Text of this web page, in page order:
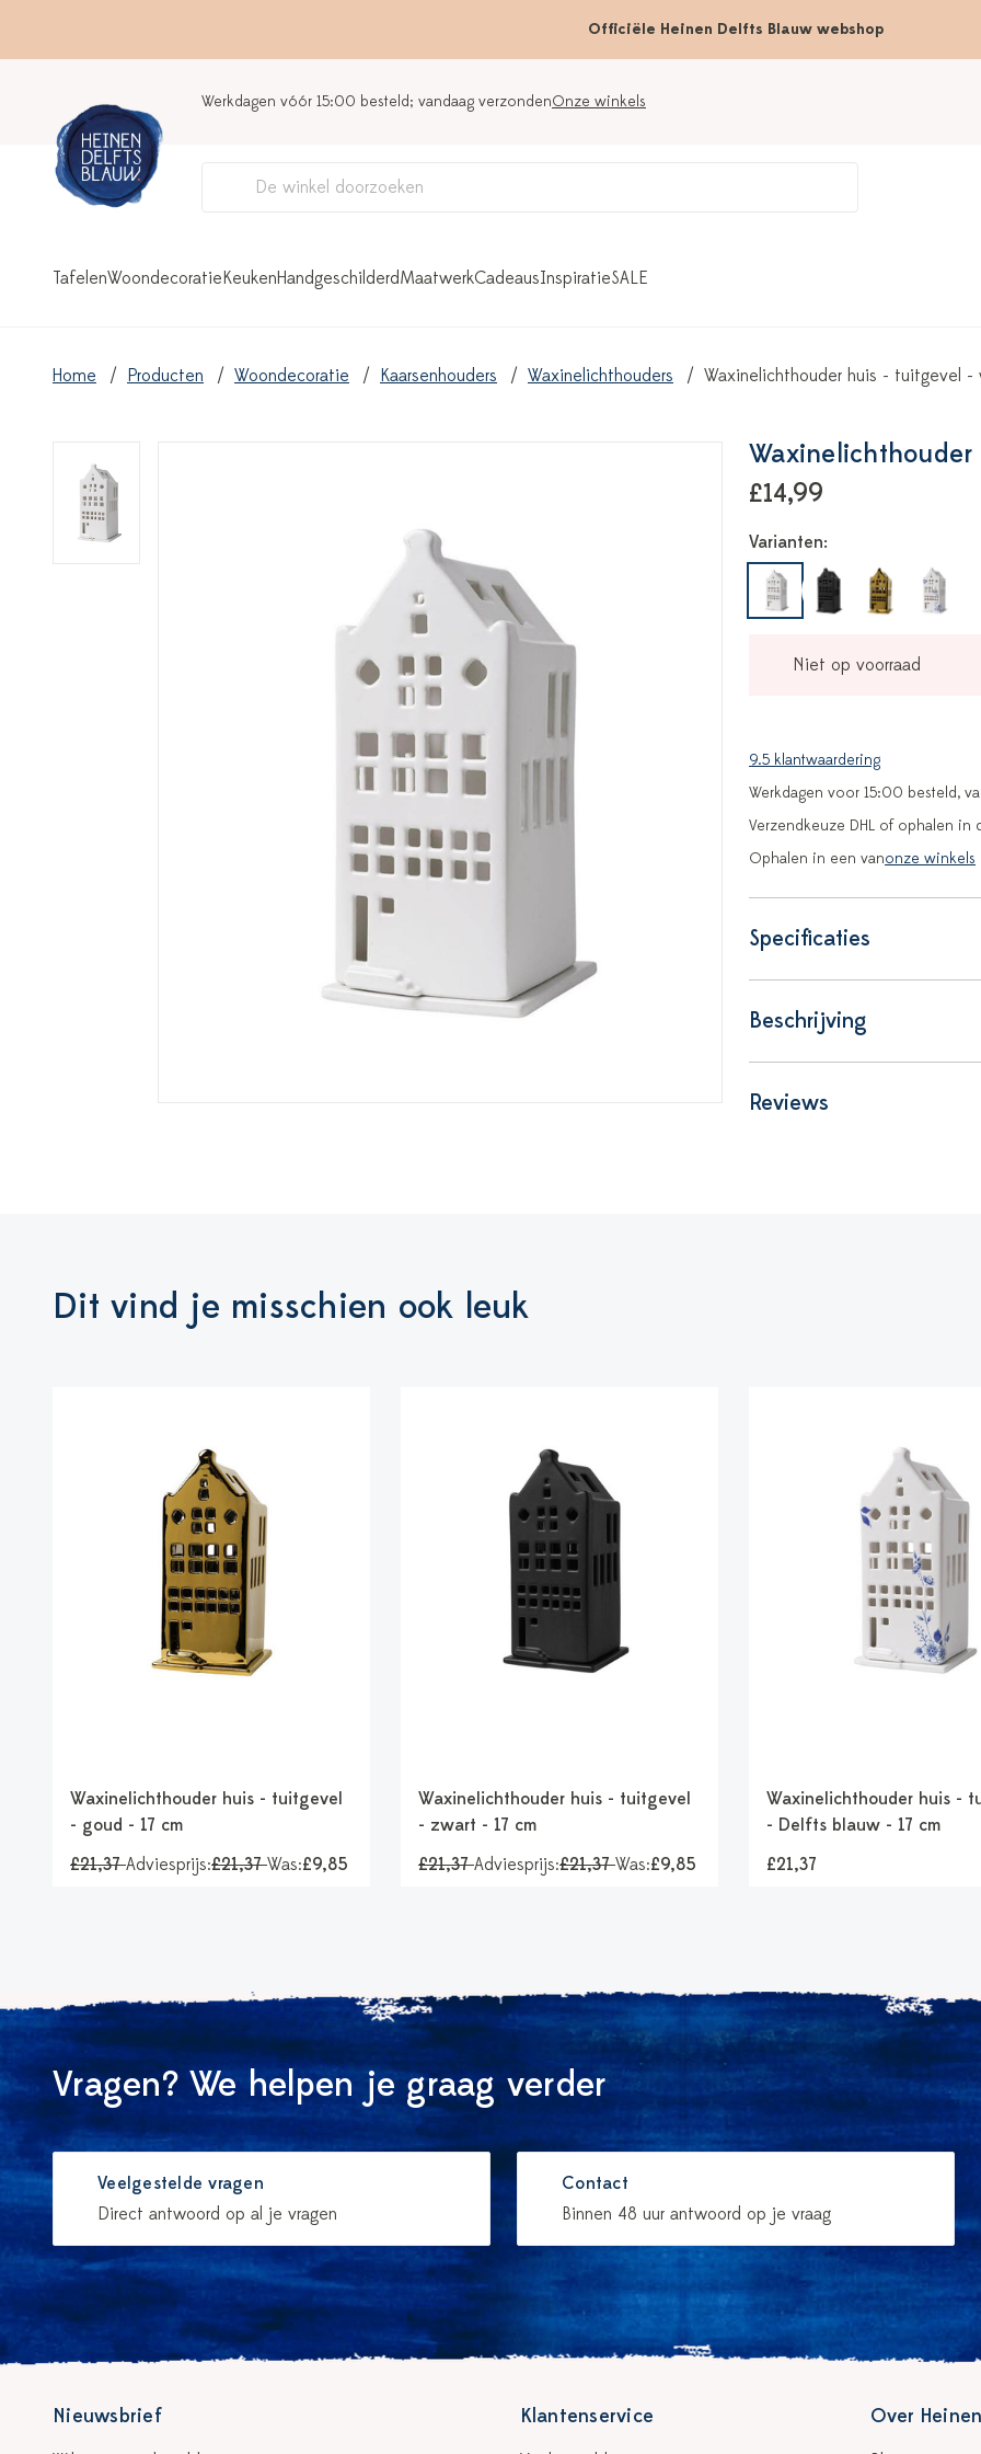
Officiële Heinen Delfts Blauw webshop
Werkdagen vóór 15:00 besteld; vandaag verzondenOnze winkels
TafelenWoondecoratieKeukenHandgeschilderdMaatwerkCadeausInspiratieSALE
Home Producten Woondecoratie Kaarsenhouders Waxinelichthouders Waxinelichthouder huis - tuitgevel -
£14,99
Varianten:
Niet op voorraad
9.5 klantwaardering
Werkdagen voor 15:00 besteld,
Verzendkeuze DHL of ophalen in
Ophalen in een vanonze winkels
Specificaties
Beschrijving
Reviews
Dit vind je misschien ook leuk
Waxinelichthouder huis - tuitgevel
- goud - 17 cm
£21,37Adviesprijs:£21,37Was:£9,85
Waxinelichthouder huis - tuitgevel
- zwart - 17 cm
£21,37Adviesprijs:£21,37Was:£9,85
Waxinelichthouder huis -
- Delfts blauw - 17 cm
£21,37
Vragen? We helpen je graag verder
Veelgestelde vragen
Direct antwoord op al je vragen
Contact
Binnen 48 uur antwoord op je vraag
Nieuwsbrief Klantenservice Over